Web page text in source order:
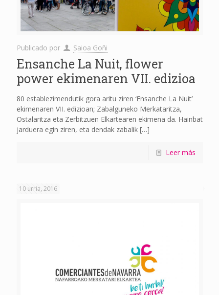
Publicado por Saioa Goñi
Ensanche La Nuit, flower
power ekimenaren VII. edizioa
80 establezimendutik gora aritu ziren ‘Ensanche La Nuit’
ekimenaren VII. edizioan; Zabalguneko Merkataritza,
Ostalaritza eta Zerbitzuen Elkartearen ekimena da. Hainbat
jarduera egin ziren, eta dendak zabalik[…]
Leer más
10 urria, 2016